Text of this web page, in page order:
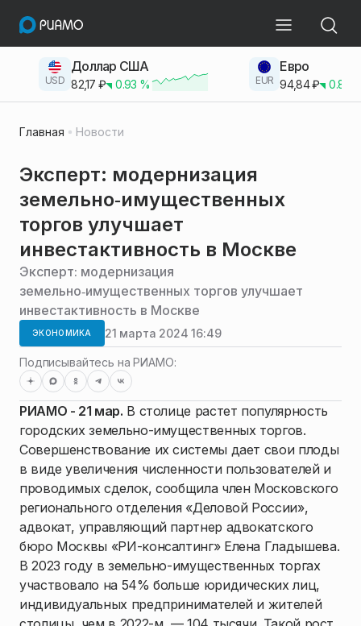
USD
Доллар США
82,17 ₽ 0.93 % EUR
Евро
94,84₽ 0.83
Главная Новости
Эксперт: модернизация
земельно‑имущественных
торгов улучшает
инвестактивность в Москве
Эксперт: модернизация
земельно‑имущественных торгов улучшает
инвестактивность в Москве
ЭКОНОМИКА 21 марта 2024 16:49
Подписывайтесь на РИАМО:
РИАМО - 21 мар. В столице растет популярность
городских земельно-имущественных торгов.
Совершенствование их системы дает свои плоды
в виде увеличения численности пользователей и
проводимых сделок, сообщила член Московского
регионального отделения «Деловой России»,
адвокат, управляющий партнер адвокатского
бюро Москвы «РИ-консалтинг» Елена Гладышева.
В 2023 году в земельно-имущественных торгах
участвовало на 54% больше юридических лиц,
индивидуальных предпринимателей и жителей